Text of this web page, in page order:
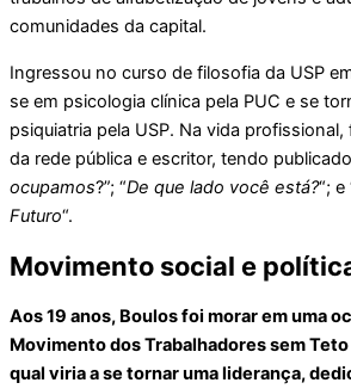
comunidades da capital.
Ingressou no curso de filosofia da USP
se em psicologia clínica pela PUC e se
psiquiatria pela USP. Na vida
da rede pública e escritor, tendo
ocupamos?”; “De que lado você está?“; e
Futuro“.
Movimento social e
Aos 19 anos, Boulos foi morar em uma
Movimento dos Trabalhadores sem
qual viria a se tornar uma liderança,